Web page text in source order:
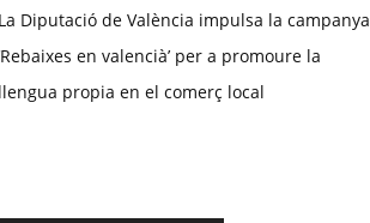
La Diputació de València impulsa la campanya
en valencià’ per a promoure la
llengua propia en el comerç local